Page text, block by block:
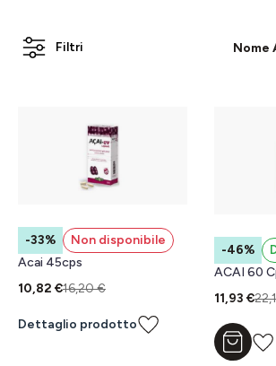
Filtri
-33%
Non disponibile
Acai 45cps
10,82 €16,20 €
Dettaglio prodotto
-46%
11,93 €